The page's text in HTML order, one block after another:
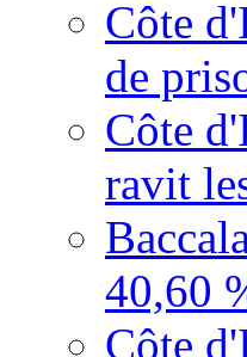
Côte
de
Côte
ravit
40,60
Côte